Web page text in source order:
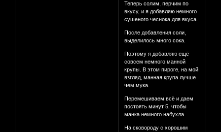
Теперь солим, перчим по
вкусу, и я добавляю немного
сушеного чеснока для вкуса.
После добавления соли,
выделилось много сока.
Поэтому я добавляю ещё
совсем немного манной
крупы. В этом пироге, на мой
взгляд, манная крупа лучше
чем мука.
Перемешиваем всё и даем
постоять минут 5, чтобы
манка немного набухла.
На сковороду с хорошим